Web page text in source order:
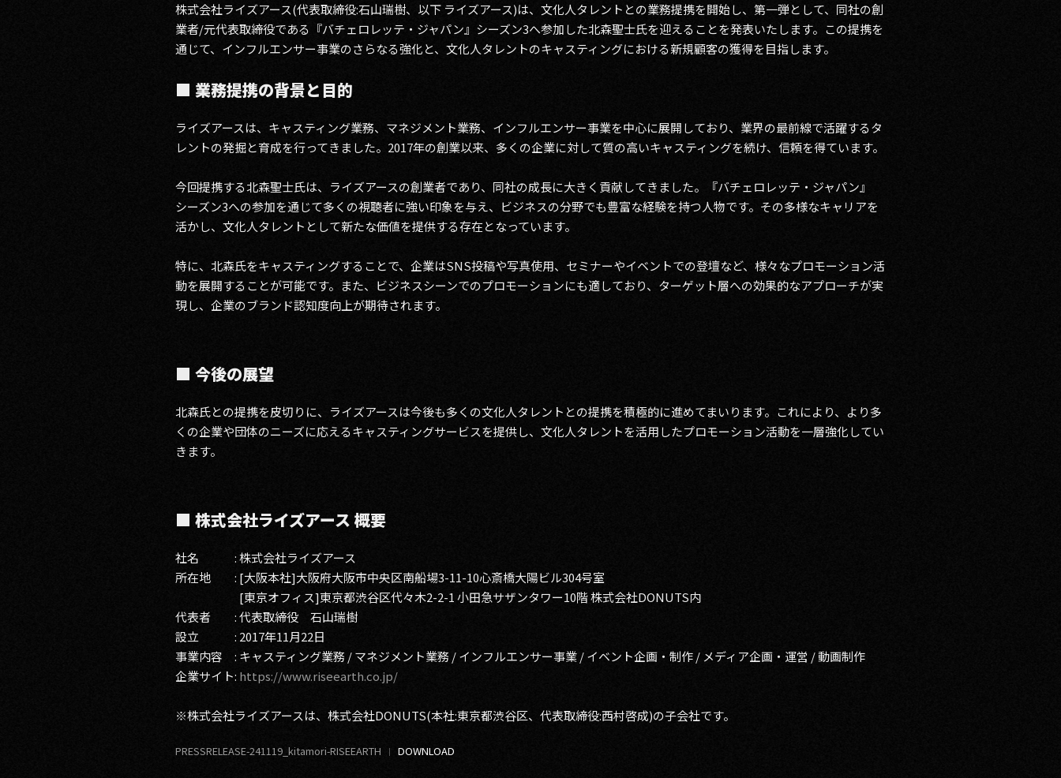
株式会社ライズアース(代表取締役:石山瑞樹、以下 ライズアース)は、文化人タレントとの業務提携を開始し、第一弾として、同社の創
業者/元代表取締役である『バチェロレッテ・ジャパン』シーズン3へ参加した北森聖士氏を迎えることを発表いたします。この提携を
通じて、インフルエンサー事業のさらなる強化と、文化人タレントのキャスティングにおける新規顧客の獲得を目指します。
■ 業務提携の背景と目的
ライズアースは、キャスティング業務、マネジメント業務、インフルエンサー事業を中心に展開しており、業界の最前線で活躍するタ
レントの発掘と育成を行ってきました。2017年の創業以来、多くの企業に対して質の高いキャスティングを続け、信頼を得ています。
今回提携する北森聖士氏は、ライズアースの創業者であり、同社の成長に大きく貢献してきました。『バチェロレッテ・ジャパン』
シーズン3への参加を通じて多くの視聴者に強い印象を与え、ビジネスの分野でも豊富な経験を持つ人物です。その多様なキャリアを
活かし、文化人タレントとして新たな価値を提供する存在となっています。
特に、北森氏をキャスティングすることで、企業はSNS投稿や写真使用、セミナーやイベントでの登壇など、様々なプロモーション活
動を展開することが可能です。また、ビジネスシーンでのプロモーションにも適しており、ターゲット層への効果的なアプローチが実
現し、企業のブランド認知度向上が期待されます。
■ 今後の展望
北森氏との提携を皮切りに、ライズアースは今後も多くの文化人タレントとの提携を積極的に進めてまいります。これにより、より多
くの企業や団体のニーズに応えるキャスティングサービスを提供し、文化人タレントを活用したプロモーション活動を一層強化してい
きます。
■ 株式会社ライズアース 概要
社名 : 株式会社ライズアース
所在地 : [大阪本社]大阪府大阪市中央区南船場3-11-10心斎橋大陽ビル304号室
[東京オフィス]東京都渋谷区代々木2-2-1 小田急サザンタワー10階 株式会社DONUTS内
代表者 : 代表取締役 石山瑞樹
設立 : 2017年11月22日
事業内容 : キャスティング業務 / マネジメント業務 / インフルエンサー事業 / イベント企画・制作 / メディア企画・運営 / 動画制作
企業サイト: https://www.riseearth.co.jp/
※株式会社ライズアースは、株式会社DONUTS(本社:東京都渋谷区、代表取締役:西村啓成)の子会社です。
PRESSRELEASE-241119_kitamori-RISEEARTH